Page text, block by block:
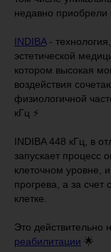
недавно приобрели
INDIBA-
эстетической
котором высокая
воздействия
физиологичной
кГц ⚡️
INDIBA 448 кГц, в
запускает процесс
клеточном уровне,
прогрева, а за
клетке.
Это действительно
реабилитации 🌟